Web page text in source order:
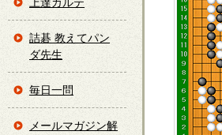
詰碁 教えてパン
ダ先生
毎日一問
メールマガジン解